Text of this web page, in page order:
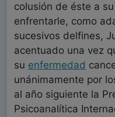
colusión de éste a
enfrentarle, como
sucesivos delfines,
acentuado una vez
su enfermedad
unánimamente por
al año siguiente la
Psicoanalítica